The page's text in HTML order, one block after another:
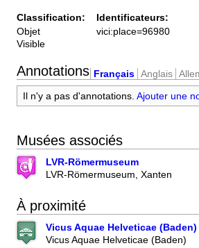
Classification:
Objet
Visible
Identificateurs:
vici:place=96980
Annotations Français Anglais
Il n'y a pas d'annotations. Ajouter une
Musées associés
LVR-Römermuseum
LVR-Römermuseum, Xanten
À proximité
Vicus Aquae Helveticae (Baden)
Vicus Aquae Helveticae (Baden)